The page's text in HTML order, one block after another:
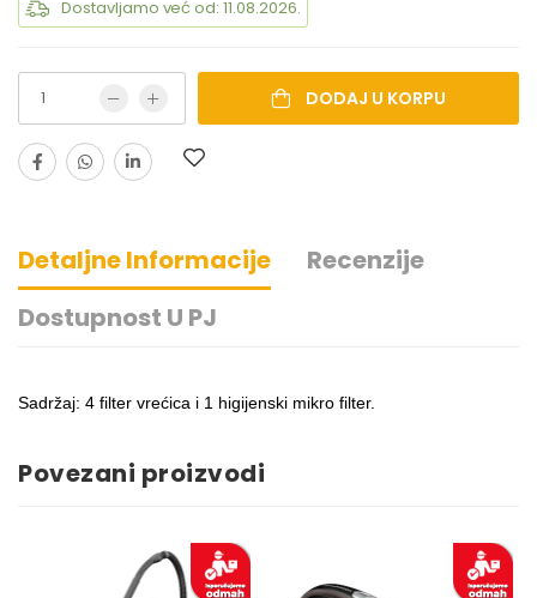
Dostavljamo već od: 11.08.2026.
DODAJ U KORPU
Detaljne Informacije
Recenzije
Dostupnost U PJ
Sadržaj: 4 filter vrećica i 1 higijenski mikro filter.
Povezani proizvodi